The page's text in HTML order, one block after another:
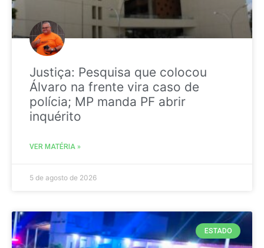
Justiça: Pesquisa que colocou
Álvaro na frente vira caso de
polícia; MP manda PF abrir
inquérito
VER MATÉRIA »
5 de agosto de 2026
ESTADO